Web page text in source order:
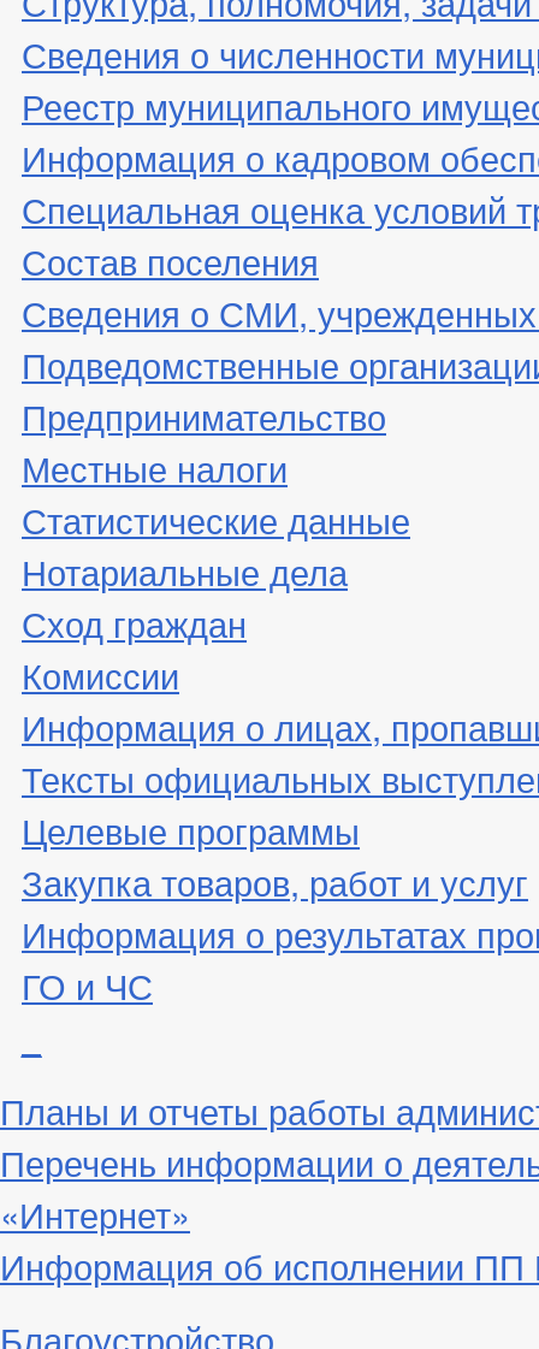
Сведения о численности
Реестр муниципального
Информация о кадровом
Специальная оценка условий
Состав поселения
Сведения о СМИ,
Подведомственные
Предпринимательство
Местные налоги
Статистические данные
Нотариальные дела
Сход граждан
Комиссии
Информация о лицах,
Тексты официальных
Целевые программы
Закупка товаров, работ и услуг
Информация о результатах
ГО и ЧС
Планы и отчеты работы
Перечень информации о
«Интернет»
Информация об исполнении ПП
Благоустройство